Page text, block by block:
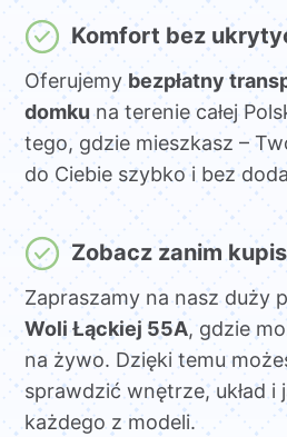
Komfort bez
Oferujemybezpłatny
domkuna terenie całej
tego, gdzie mieszkasz –
do Ciebie szybko i bez
Zobacz zanim
Zapraszamy na nasz duży
Woli Łąckiej 55A, gdzie
na żywo. Dzięki temu
sprawdzić wnętrze, układ i
każdego z modeli.